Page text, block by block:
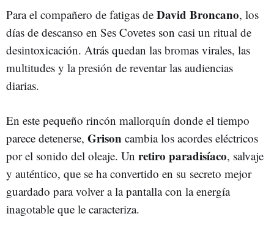
Para el compañero de fatigas de David Broncano, los
días de descanso en Ses Covetes son casi un ritual de
desintoxicación. Atrás quedan las bromas virales, las
multitudes y la presión de reventar las audiencias
diarias.
En este pequeño rincón mallorquín donde el tiempo
parece detenerse, Grison cambia los acordes eléctricos
por el sonido del oleaje. Un retiro paradisíaco, salvaje
y auténtico, que se ha convertido en su secreto mejor
guardado para volver a la pantalla con la energía
inagotable que le caracteriza.